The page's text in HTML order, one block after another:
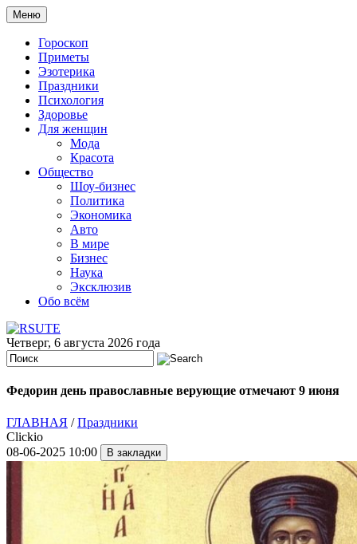
Меню
Гороскоп
Приметы
Эзотерика
Праздники
Психология
Здоровье
Для женщин
Мода
Красота
Общество
Шоу-бизнес
Политика
Экономика
Авто
В мире
Бизнес
Наука
Эксклюзив
Обо всём
Четверг, 6 августа 2026 года
Федорин день православные верующие отмечают 9 июня
ГЛАВНАЯ /Праздники
Clickio
08-06-2025 10:00